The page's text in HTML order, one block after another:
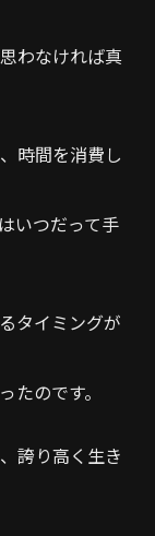
わなければ真
時間を消費し
いつだって手
タイミングが
たのです。
誇り高く生き